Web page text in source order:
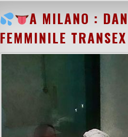
A MILANO :
FEMMINILE